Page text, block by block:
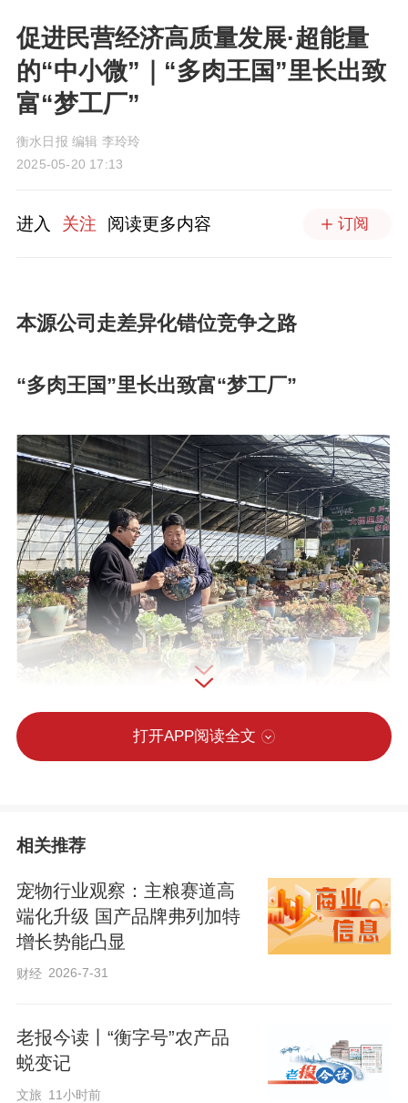
促进民营经济高质量发展·超能量
的“中小微”｜“多肉王国”里长出致
富“梦工厂”
衡水日报 编辑 李玲玲
2025-05-20 17:13
进入 关注 阅读更多内容 订阅
本源公司走差异化错位竞争之路
“多肉王国”里长出致富“梦工厂”
纷的“多肉王国”。
5月14日，记者走进河北本源农业科技有限
基地，一株株形态各异的多肉植物长势正
好，肉嘟嘟的叶片颜色明亮，萌感十足。
打开APP阅读全文
相关推荐
宠物行业观察：主粮赛道高
端化升级 国产品牌弗列加特
增长势能凸显
财经 2026-7-31
老报今读丨“衡字号”农产品
蜕变记
文旅 11小时前